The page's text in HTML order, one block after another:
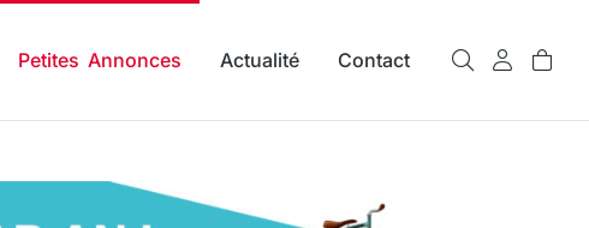
Petites Annonces Actualité Contact